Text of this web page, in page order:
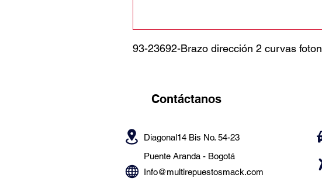
93-23692-Brazo dirección 2 curvas foton
Contáctanos
Diagonal14 Bis No. 54-23
Puente Aranda - Bogotá
Info@multirepuestosmack.com